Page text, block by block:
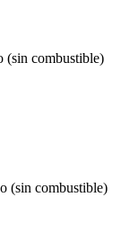
(sin combustible)
(sin combustible)